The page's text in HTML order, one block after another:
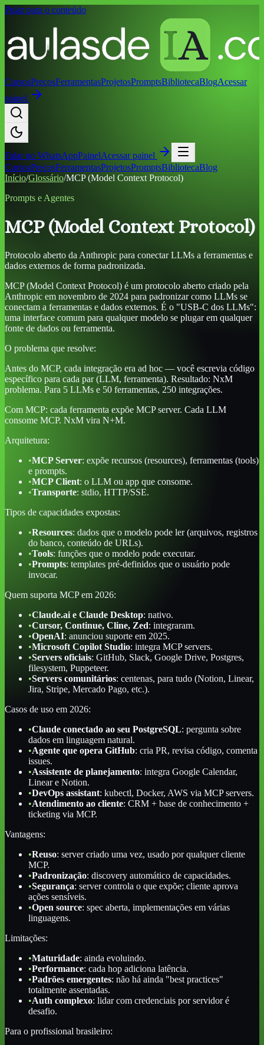
Pular para o conteúdo
CursosPreçosFerramentasProjetosPromptsBibliotecaBlogAcessar
painel
Falar no WhatsAppPainelAcessar painel
CursosPreçosFerramentasProjetosPromptsBibliotecaBlog
Início/Glossário/MCP (Model Context Protocol)
Prompts e Agentes
MCP (Model Context Protocol)
Protocolo aberto da Anthropic para conectar LLMs a ferramentas e
dados externos de forma padronizada.
MCP (Model Context Protocol) é um protocolo aberto criado pela
Anthropic em novembro de 2024 para padronizar como LLMs se
conectam a ferramentas e dados externos. É o "USB-C dos LLMs":
uma interface comum para qualquer modelo se plugar em qualquer
fonte de dados ou ferramenta.
O problema que resolve:
Antes do MCP, cada integração era ad hoc — você escrevia código
específico para cada par (LLM, ferramenta). Resultado: NxM
problema. Para 5 LLMs e 50 ferramentas, 250 integrações.
Com MCP: cada ferramenta expõe MCP server. Cada LLM
consome MCP. NxM vira N+M.
Arquitetura:
•MCP Server: expõe recursos (resources), ferramentas (tools)
e prompts.
•MCP Client: o LLM ou app que consome.
•Transporte: stdio, HTTP/SSE.
Tipos de capacidades expostas:
•Resources: dados que o modelo pode ler (arquivos, registros
do banco, conteúdo de URLs).
•Tools: funções que o modelo pode executar.
•Prompts: templates pré-definidos que o usuário pode
invocar.
Quem suporta MCP em 2026:
•Claude.ai e Claude Desktop: nativo.
•Cursor, Continue, Cline, Zed: integraram.
•OpenAI: anunciou suporte em 2025.
•Microsoft Copilot Studio: integra MCP servers.
•Servers oficiais: GitHub, Slack, Google Drive, Postgres,
filesystem, Puppeteer.
•Servers comunitários: centenas, para tudo (Notion, Linear,
Jira, Stripe, Mercado Pago, etc.).
Casos de uso em 2026:
•Claude conectado ao seu PostgreSQL: pergunta sobre
dados em linguagem natural.
•Agente que opera GitHub: cria PR, revisa código, comenta
issues.
•Assistente de planejamento: integra Google Calendar,
Linear e Notion.
•DevOps assistant: kubectl, Docker, AWS via MCP servers.
•Atendimento ao cliente: CRM + base de conhecimento +
ticketing via MCP.
Vantagens:
•Reuso: server criado uma vez, usado por qualquer cliente
MCP.
•Padronização: discovery automático de capacidades.
•Segurança: server controla o que expõe; cliente aprova
ações sensíveis.
•Open source: spec aberta, implementações em várias
linguagens.
Limitações:
•Maturidade: ainda evoluindo.
•Performance: cada hop adiciona latência.
•Padrões emergentes: não há ainda "best practices"
totalmente assentadas.
•Auth complexo: lidar com credenciais por servidor é
desafio.
Para o profissional brasileiro: